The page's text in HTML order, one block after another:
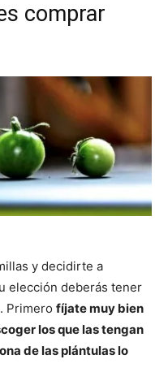
comprar
y decidirte a
elección deberás tener
Primero fíjate muy bien
los que las tengan
de las plántulas lo